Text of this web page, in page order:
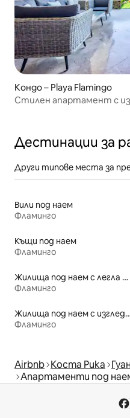
Кондо – Playa Flamingo
Стилен апартамент с
Дестинации за
Други типове места за
Вили под наем
Фламинго
Къщи под наем
Фламинго
Жилища под наем с легла с достъпна височина
Фламинго
Жилища под наем с
Фламинго
Airbnb Коста Рика
Апартаменти под